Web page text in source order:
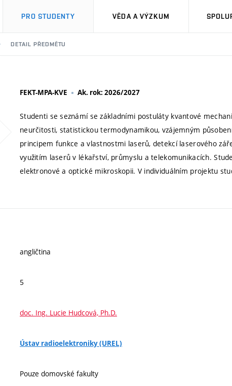
PRO STUDENTY VĚDA A VÝZKUM
DETAIL PŘEDMĚTU
FEKT-MPA-KVE Ak. rok: 2026/2027
Studenti se seznámí se základními postuláty kvantové
neurčitosti, statistickou termodynamikou, vzájemným
principem funkce a vlastnostmi laserů, detekcí laserového
využitím laserů v lékařství, průmyslu a telekomunikacích.
elektronové a optické mikroskopii. V individuálním projektu
angličtina
5
doc. Ing. Lucie Hudcová, Ph.D.
Ústav radioelektroniky (UREL)
Pouze domovské fakulty